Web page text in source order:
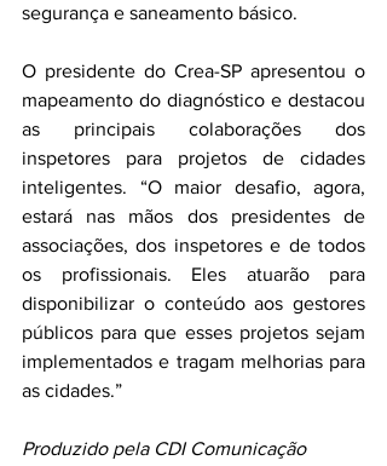
segurança e saneamento básico.
O presidente do Crea-SP apresentou o
mapeamento do diagnóstico e destacou
as principais colaborações dos
inspetores para projetos de cidades
inteligentes. “O maior desafio, agora,
estará nas mãos dos presidentes de
associações, dos inspetores e de todos
os profissionais. Eles atuarão para
disponibilizar o conteúdo aos gestores
públicos para que esses projetos sejam
implementados e tragam melhorias para
as cidades.”
Produzido pela CDI Comunicação